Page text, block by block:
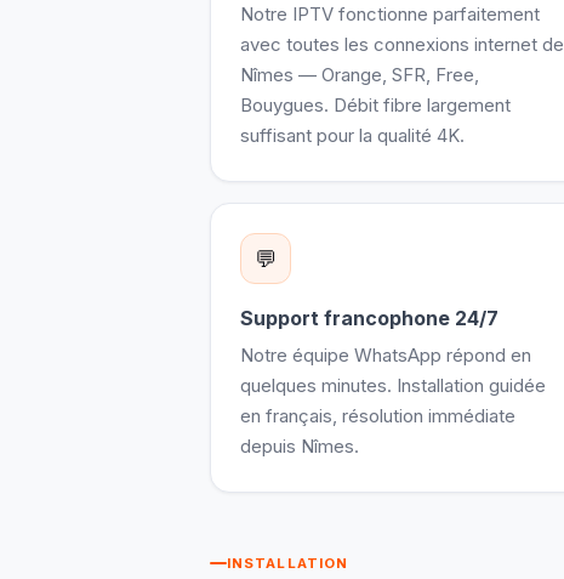
Notre IPTV fonctionne parfaitement
avec toutes les connexions internet de
Nîmes — Orange, SFR, Free,
Bouygues. Débit fibre largement
suffisant pour la qualité 4K.
💬
Support francophone 24/7
Notre équipe WhatsApp répond en
quelques minutes. Installation guidée
en français, résolution immédiate
depuis Nîmes.
INSTALLATION